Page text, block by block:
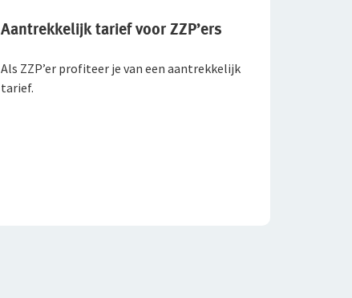
Aantrekkelijk tarief voor ZZP’ers
Als ZZP’er profiteer je van een aantrekkelijk
tarief.